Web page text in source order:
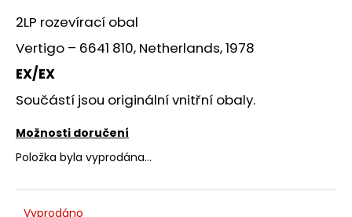
hvězdiček.
2LP rozevírací obal
Vertigo – 6641 810, Netherlands, 1978
EX/EX
Součástí jsou originální vnitřní obaly.
Možnosti doručení
Položka byla vyprodána…
Vyprodáno
o
p
r
u
č
u
e
m